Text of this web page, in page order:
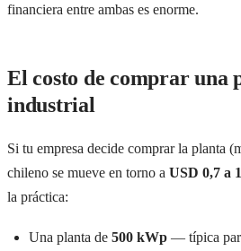
financiera entre ambas es enorme.
El costo de comprar una
industrial
Si tu empresa decide comprar la planta
chileno se mueve en torno a USD 0,7 a
la práctica:
Una planta de 500 kWp — típica